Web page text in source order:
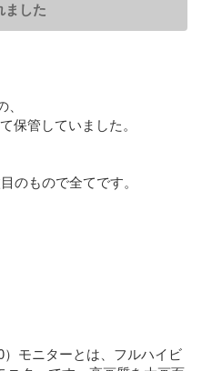
ました
保管していました。
のもので全てです。
モニターとは、フルハイビ